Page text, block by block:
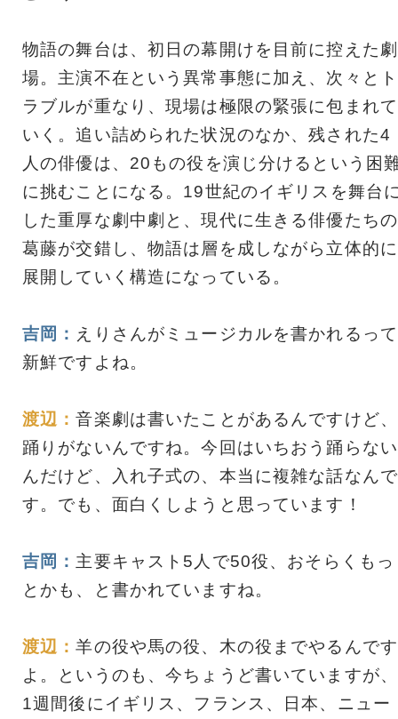
物語の舞台は、初日の幕開けを目前に控えた劇
場。主演不在という異常事態に加え、次々とト
ラブルが重なり、現場は極限の緊張に包まれて
いく。追い詰められた状況のなか、残された4
人の俳優は、20もの役を演じ分けるという困
に挑むことになる。19世紀のイギリスを舞台
した重厚な劇中劇と、現代に生きる俳優たちの
葛藤が交錯し、物語は層を成しながら立体的に
展開していく構造になっている。
吉岡： えりさんがミュージカルを書かれるって
新鮮ですよね。
渡辺：音楽劇は書いたことがあるんですけど、
踊りがないんですね。今回はいちおう踊らない
んだけど、入れ子式の、本当に複雑な話なんで
す。でも、面白くしようと思っています！
吉岡： 主要キャスト5人で50役、おそらくもっ
とかも、と書かれていますね。
渡辺：羊の役や馬の役、木の役までやるんです
よ。というのも、今ちょうど書いていますが、
1週間後にイギリス、フランス、日本、ニュー